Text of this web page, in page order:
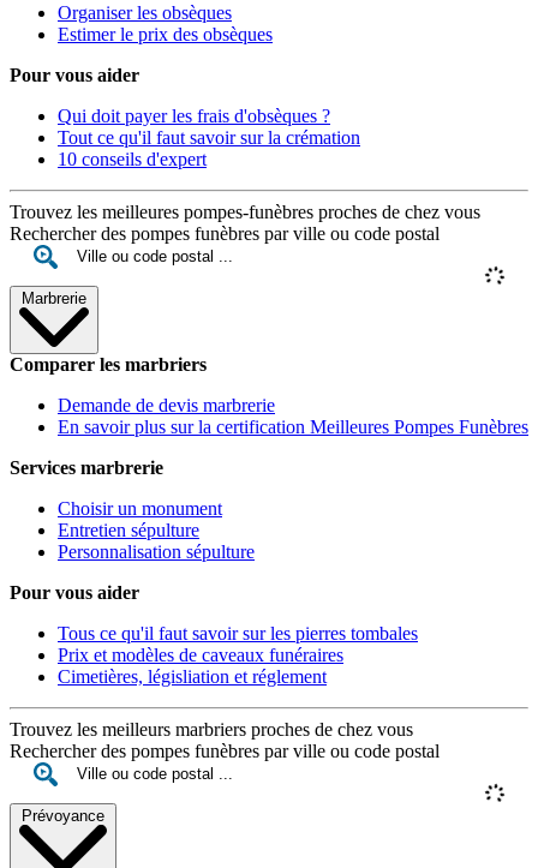
Organiser les obsèques
Estimer le prix des obsèques
Pour vous aider
Qui doit payer les frais d'obsèques ?
Tout ce qu'il faut savoir sur la crémation
10 conseils d'expert
Trouvez les meilleures pompes-funèbres proches de chez vous
Rechercher des pompes funèbres par ville ou code postal
Marbrerie
Comparer les marbriers
Demande de devis marbrerie
En savoir plus sur la certification Meilleures Pompes Funèbres
Services marbrerie
Choisir un monument
Entretien sépulture
Personnalisation sépulture
Pour vous aider
Tous ce qu'il faut savoir sur les pierres tombales
Prix et modèles de caveaux funéraires
Cimetières, législiation et réglement
Trouvez les meilleurs marbriers proches de chez vous
Rechercher des pompes funèbres par ville ou code postal
Prévoyance